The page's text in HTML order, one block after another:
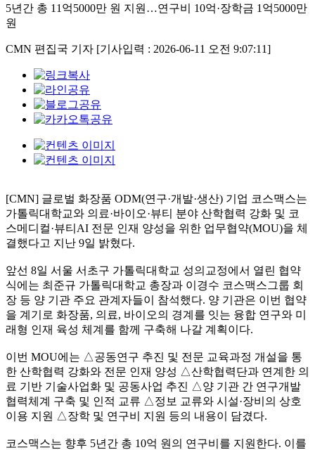
5년간 총 11억5000만 원 지원…연구비 10억·장학금 1억5000만
원
CMN 편집국 기자 [기사입력 : 2026-06-11 오전 9:07:11]
[CMN] 글로벌 화장품 ODM(연구·개발·생산) 기업 코스맥스는
가톨릭대학교와 의료·바이오·뷰티 분야 산학협력 강화 및 코
스메디컬·뷰티AI 전문 인재 양성을 위한 업무협약(MOU)을 체
결했다고 지난 9일 밝혔다.
앞선 8일 서울 서초구 가톨릭대학교 성의교정에서 열린 협약
식에는 최준규 가톨릭대학교 총장과 이경수 코스맥스그룹 회
장 등 양 기관 주요 관계자들이 참석했다. 양 기관은 이번 협약
을 계기로 화장품, 의료, 바이오의 경계를 잇는 융합 연구와 미
래형 인재 육성 체계를 함께 구축해 나갈 계획이다.
이번 MOU에는 △공동연구 추진 및 전문 교육과정 개설을 통
한 산학협력 강화와 전문 인재 양성 △산학협력단과 연계한 의
료 기반 기술사업화 및 공동사업 추진 △양 기관 간 연구개발
협력체계 구축 및 인적 교류 △정보 교류와 시설·장비의 상호
이용 지원 △장학 및 연구비 지원 등의 내용이 담겼다.
코스맥스는 향후 5년간 총 10억 원의 연구비를 지원한다. 이를